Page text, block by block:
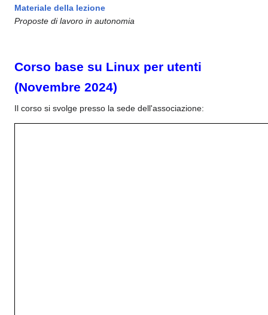
Materiale della lezione
Proposte di lavoro in autonomia
Corso base su Linux per utenti
(Novembre 2024)
Il corso si svolge presso la sede dell'associazione: